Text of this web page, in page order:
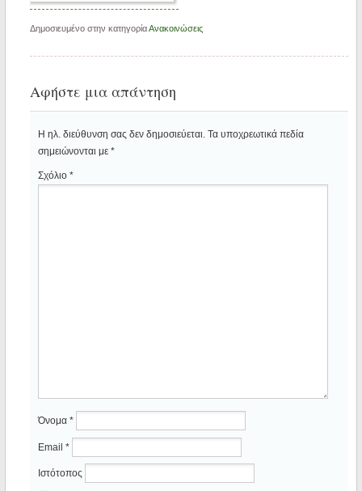
Δημοσιευμένο στην κατηγορίαΑνακοινώσεις
Αφήστε μια απάντηση
Η ηλ. διεύθυνση σας δεν δημοσιεύεται. Τα υποχρεωτικά πεδία
σημειώνονται με *
Σχόλιο *
Όνομα *
Email *
Ιστότοπος